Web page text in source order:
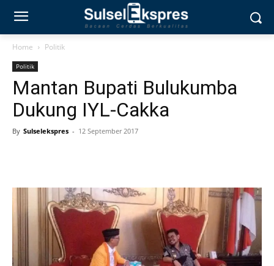
Home Politik
Politik
Mantan Bupati Bulukumba
Dukung IYL-Cakka
By Sulselekspres - 12 September 2017